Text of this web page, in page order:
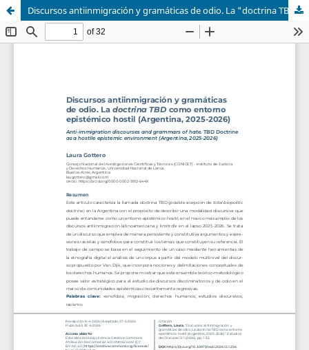
Discursos antiinmigración y gramáticas de odio. La "doctrina TBD" como entorno epistémico hostil (Argentina, 2025-2026)